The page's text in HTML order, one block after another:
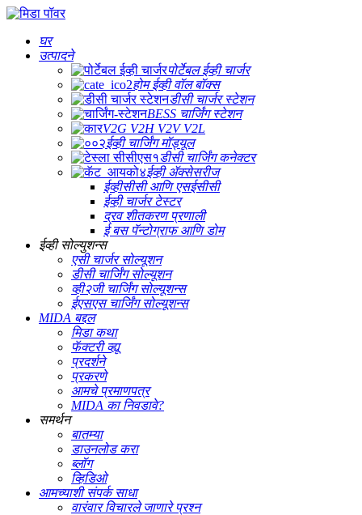
घर
उत्पादने
पोर्टेबल ईव्ही चार्जर
होम ईव्ही वॉल बॉक्स
डीसी चार्जर स्टेशन
BESS चार्जिंग स्टेशन
V2G V2H V2V V2L
ईव्ही चार्जिंग मॉड्यूल
डीसी चार्जिंग कनेक्टर
ईव्ही ॲक्सेसरीज
ईव्हीसीसी आणि एसईसीसी
ईव्ही चार्जर टेस्टर
द्रव शीतकरण प्रणाली
ई बस पॅन्टोग्राफ आणि डोम
ईव्ही सोल्युशन्स
एसी चार्जर सोल्यूशन
डीसी चार्जिंग सोल्यूशन
व्ही२जी चार्जिंग सोल्यूशन्स
ईएसएस चार्जिंग सोल्यूशन्स
MIDA बद्दल
मिडा कथा
फॅक्टरी व्ह्यू
प्रदर्शने
प्रकरणे
आमचे प्रमाणपत्र
MIDA का निवडावे?
समर्थन
बातम्या
डाउनलोड करा
ब्लॉग
व्हिडिओ
आमच्याशी संपर्क साधा
वारंवार विचारले जाणारे प्रश्न